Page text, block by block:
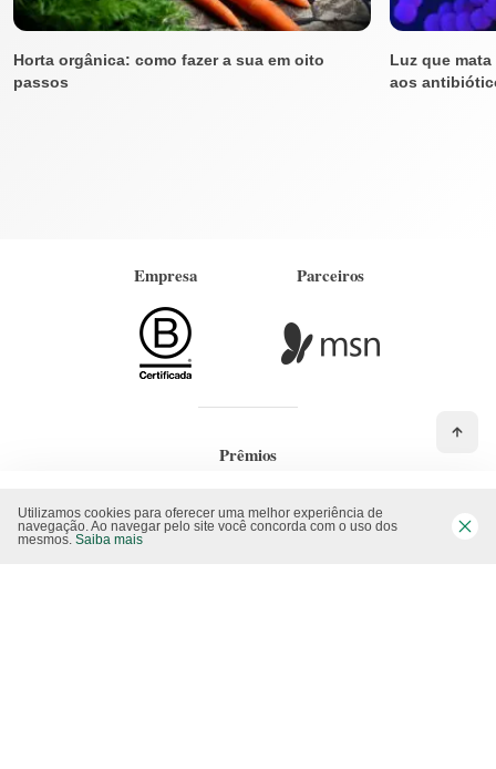
Horta orgânica: como fazer a sua em oito
passos
Luz que
aos
Empresa Parceiros
Prêmios
Utilizamos cookies para oferecer uma melhor experiência de
navegação. Ao navegar pelo site você concorda com o uso dos
mesmos. Saiba mais